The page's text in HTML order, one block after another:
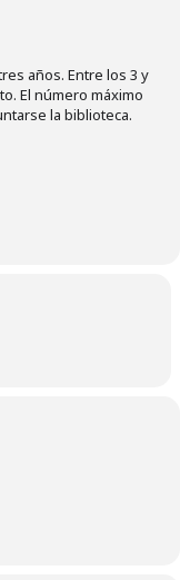
años. Entre los 3 y
El número máximo
la biblioteca.